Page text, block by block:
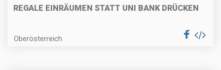
REGALE EINRÄUMEN STATT UNI BANK DRÜCKEN
Oberösterreich